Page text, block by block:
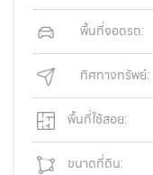
พื้นที่จอดรถ:
ทิศทางทรัพย์:
พื้นที่ใช้สอย:
ขนาดที่ดิน: